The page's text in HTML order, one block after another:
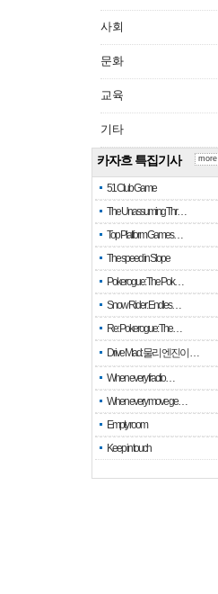
사회
문화
교육
기타
카자흐 특집기사
51 Club Game
The Unassuming Thr…
Top Platform Games…
The speed in Slope
Pokerogue: The Pok…
Snow Rider: Endles…
Re: Pokerogue: The…
Drive Mad: 물리 엔진이 …
When every fractio…
When every move ge…
Empty room
Keep in touch
more